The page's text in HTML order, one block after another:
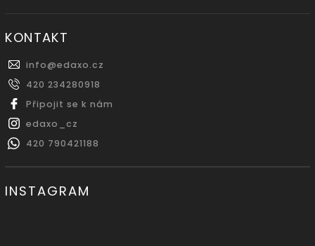
KONTAKT
info@edaxo.cz
420 234280918
Připojit se k nám
edaxo_cz
420 790421188
INSTAGRAM